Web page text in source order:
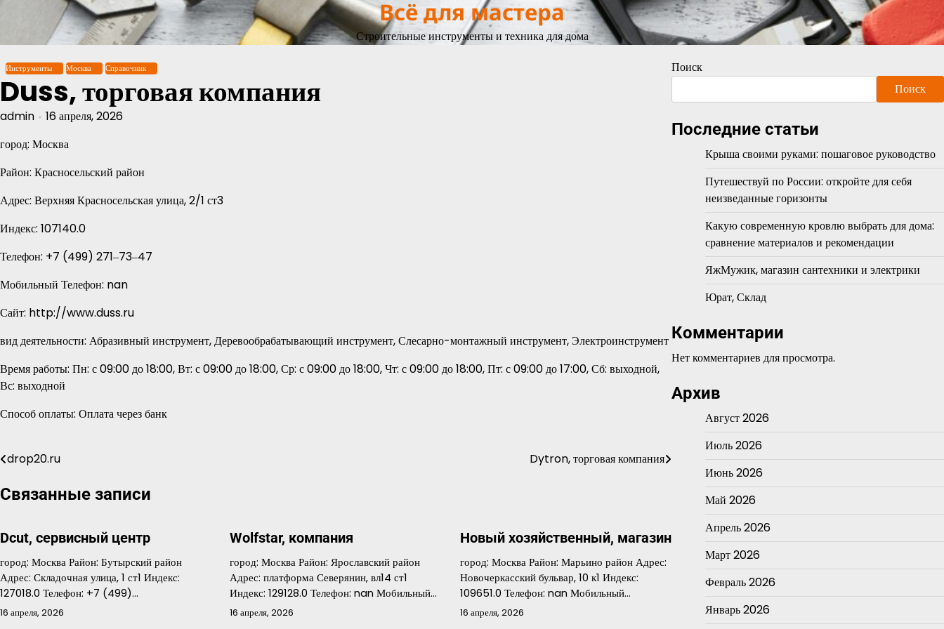
содержимому
Всё для мастера
Строительные инструменты и техника для дома
Инструменты Москва Справочник
Duss, торговая компания
admin
16 апреля, 2026
город: Москва
Район: Красносельский район
Адрес: Верхняя Красносельская улица, 2/1 ст3
Индекс: 107140.0
Телефон: +7 (499) 271‒73‒47
Мобильный Телефон: nan
Сайт: http://www.duss.ru
вид деятельности: Абразивный инструмент, Деревообрабатывающий инструмент, Слесарно-монтажный инструмент, Электроинструмент
Время работы: Пн: с 09:00 до 18:00, Вт: с 09:00 до 18:00, Ср: с 09:00 до 18:00, Чт: с 09:00 до 18:00, Пт: с 09:00 до 17:00, Сб: выходной,
Вс: выходной
Способ оплаты: Оплата через банк
Навигация
по
drop20.ru Dytron, торговая компания
Связанные записи
Dcut, сервисный центр
город: Москва Район: Бутырский район
Адрес: Складочная улица, 1 ст1 Индекс:
127018.0 Телефон: +7 (499)…
16 апреля, 2026
Wolfstar, компания
город: Москва Район: Ярославский район
Адрес: платформа Северянин, вл14 ст1
Индекс: 129128.0 Телефон: nan Мобильный…
16 апреля, 2026
Новый хозяйственный, магазин
город: Москва Район: Марьино район Адрес:
Новочеркасский бульвар, 10 к1 Индекс:
109651.0 Телефон: nan Мобильный…
16 апреля, 2026
Поиск
Поиск
Последние статьи
Крыша своими руками: пошаговое руководство
Путешествуй по России: откройте для себя
неизведанные горизонты
Какую современную кровлю выбрать для дома:
сравнение материалов и рекомендации
ЯжМужик, магазин сантехники и электрики
Юрат, Склад
Комментарии
Нет комментариев для просмотра.
Архив
Август 2026
Июль 2026
Июнь 2026
Май 2026
Апрель 2026
Март 2026
Февраль 2026
Январь 2026